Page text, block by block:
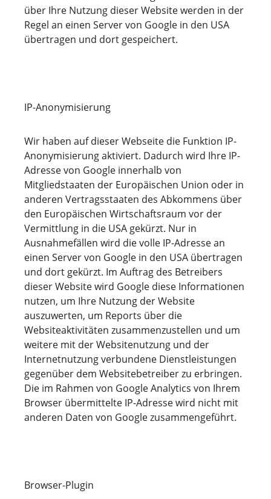
über Ihre Nutzung dieser Website werden in der
Regel an einen Server von Google in den USA
übertragen und dort gespeichert.
IP-Anonymisierung
Wir haben auf dieser Webseite die Funktion IP-
Anonymisierung aktiviert. Dadurch wird Ihre IP-
Adresse von Google innerhalb von
Mitgliedstaaten der Europäischen Union oder in
anderen Vertragsstaaten des Abkommens über
den Europäischen Wirtschaftsraum vor der
Vermittlung in die USA gekürzt. Nur in
Ausnahmefällen wird die volle IP-Adresse an
einen Server von Google in den USA übertragen
und dort gekürzt. Im Auftrag des Betreibers
dieser Website wird Google diese Informationen
nutzen, um Ihre Nutzung der Website
auszuwerten, um Reports über die
Websiteaktivitäten zusammenzustellen und um
weitere mit der Websitenutzung und der
Internetnutzung verbundene Dienstleistungen
gegenüber dem Websitebetreiber zu erbringen.
Die im Rahmen von Google Analytics von Ihrem
Browser übermittelte IP-Adresse wird nicht mit
anderen Daten von Google zusammengeführt.
Browser-Plugin